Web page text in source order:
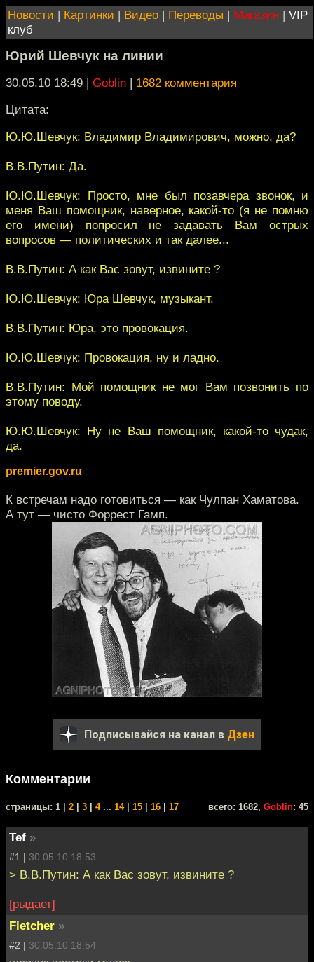
Новости | Картинки | Видео | Переводы | Магазин | VIP
клуб
Юрий Шевчук на линии
30.05.10 18:49 | Goblin | 1682 комментария
Цитата:
Ю.Ю.Шевчук: Владимир Владимирович, можно, да?
В.В.Путин: Да.
Ю.Ю.Шевчук: Просто, мне был позавчера звонок, и
меня Ваш помощник, наверное, какой-то (я не помню
его имени) попросил не задавать Вам острых
вопросов — политических и так далее...
В.В.Путин: А как Вас зовут, извините ?
Ю.Ю.Шевчук: Юра Шевчук, музыкант.
В.В.Путин: Юра, это провокация.
Ю.Ю.Шевчук: Провокация, ну и ладно.
В.В.Путин: Мой помощник не мог Вам позвонить по
этому поводу.
Ю.Ю.Шевчук: Ну не Ваш помощник, какой-то чудак,
да.
premier.gov.ru
К встречам надо готовиться — как Чулпан Хаматова.
А тут — чисто Форрест Гамп.
Подписывайся на канал в Дзен
Комментарии
cтраницы: 1 | 2 3 4... 14| 15 16 17 всего: 1682, Goblin: 45
Tef »
#1 | 30.05.10 18:53
> В.В.Путин: А как Вас зовут, извините ?
[рыдает]
Fletcher »
#2 | 30.05.10 18:54